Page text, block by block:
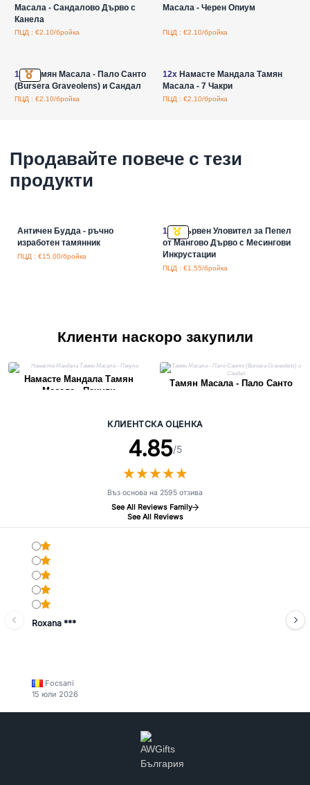
Масала - Сандалово Дърво с
Канела
ПЦД : €2.10/бройка
Масала - Черен Опиум
ПЦД : €2.10/бройка
12xТамян Масала - Пало Санто
(Bursera Graveolens) и Сандал
ПЦД : €2.10/бройка
12xНамасте Мандала Тамян
Масала - 7 Чакри
ПЦД : €2.10/бройка
Продавайте повече с тези
продукти
Античен Будда - ръчно
изработен тамянник
ПЦД : €15.00/бройка
12xДървен Уловител за Пепел
от Мангово Дърво с Месингови
Инкрустации
ПЦД : €1.55/бройка
Клиенти наскоро закупили
Намасте Мандала Тамян
Масала - Пачули
Тамян Масала - Пало Санто
КЛИЕНТСКА ОЦЕНКА
4.85/5
★★★★★
★★★★★
Въз основа на 2595 отзива
See All Reviews Family
See All Reviews
Roxana ***
Focsani
15 юли 2026